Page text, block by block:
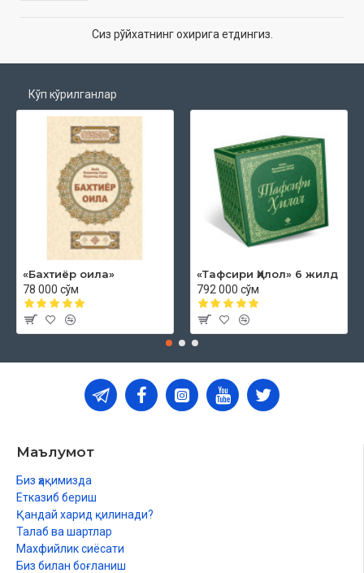
Сиз рўйхатнинг охирига етдингиз.
Кўп кўрилганлар
«Бахтиёр оила»
78 000 сўм
«Тафсири Ҳилол» 6 жилд
792 000 сўм
Маълумот
Биз ҳақимизда
Етказиб бериш
Қандай харид қилинади?
Талаб ва шартлар
Махфийлик сиёсати
Биз билан боғланиш